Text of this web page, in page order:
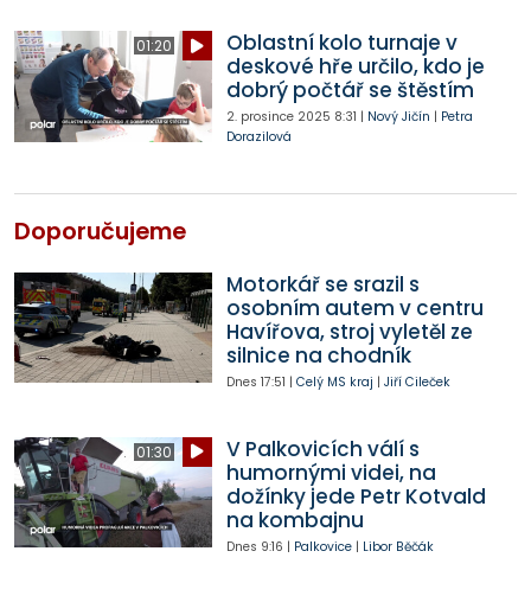
01:20
Oblastní kolo turnaje v
deskové hře určilo, kdo je
dobrý počtář se štěstím
2. prosince 2025 8:31 | Nový Jičín | Petra
Dorazilová
Doporučujeme
Motorkář se srazil s
osobním autem v centru
Havířova, stroj vyletěl ze
silnice na chodník
Dnes 17:51 | Celý MS kraj | Jiří Cileček
01:30
V Palkovicích válí s
humornými videi, na
dožínky jede Petr Kotvald
na kombajnu
Dnes 9:16 | Palkovice| Libor Běčák